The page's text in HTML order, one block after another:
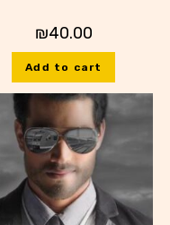
₪40.00
Add to cart